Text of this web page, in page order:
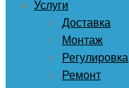
Услуги
Доставка
Монтаж
Регулировка
Ремонт